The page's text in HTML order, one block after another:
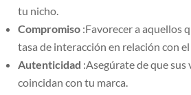
tu nicho.
Compromiso :Favorecer a aquellos
tasa de interacción en relación con
Autenticidad :Asegúrate de que sus
coincidan con tu marca.